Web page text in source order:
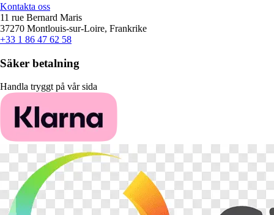
Kontakta oss
11 rue Bernard Maris
37270 Montlouis-sur-Loire, Frankrike
+33 1 86 47 62 58
Säker betalning
Handla tryggt på vår sida